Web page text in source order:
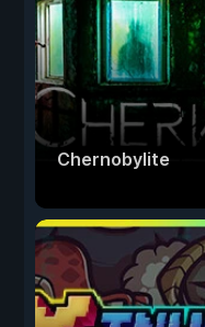
Chernobylite